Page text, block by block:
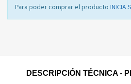
Para poder comprar el producto INICIA
DESCRIPCIÓN TÉCNICA -